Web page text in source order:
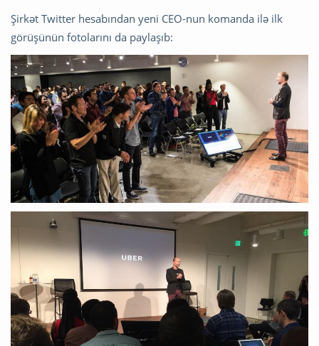
Şirkət Twitter hesabından yeni CEO-nun komanda ilə ilk
görüşünün fotolarını da paylaşıb: